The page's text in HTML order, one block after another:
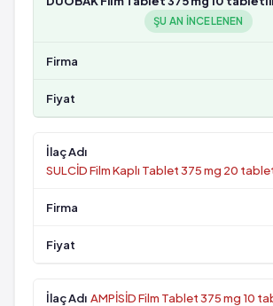
ŞU AN INCELENEN
SULCİD Film Kaplı Tablet 375 mg 20
AMPİSİD Film Tablet 375 mg 10